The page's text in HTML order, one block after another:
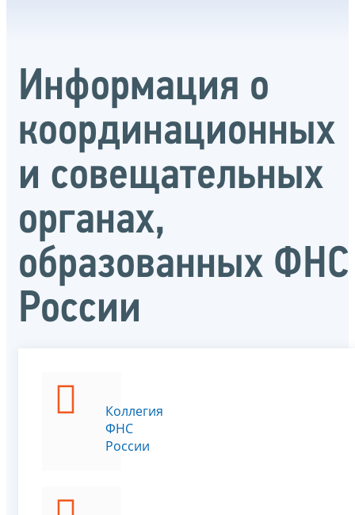
Информация о
координационных
и совещательных
органах,
образованных ФНС
России
Коллегия
ФНС
России